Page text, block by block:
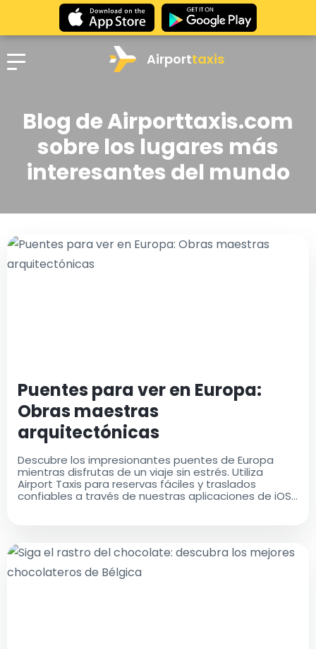
Airporttaxis
Blog de Airporttaxis.com
sobre los lugares más
interesantes del mundo
Puentes para ver en Europa:
Obras maestras
arquitectónicas
Descubre los impresionantes puentes de Europa
mientras disfrutas de un viaje sin estrés. Utiliza
Airport Taxis para reservas fáciles y traslados
confiables a través de nuestras aplicaciones de iOS